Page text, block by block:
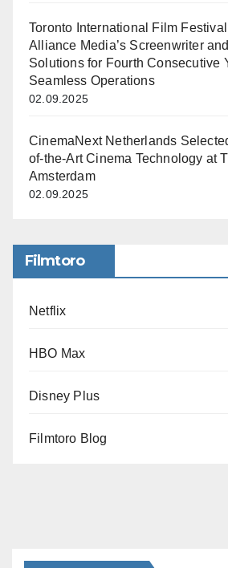
Toronto International Film
Alliance Media’s Screenwriter
Solutions for Fourth Consecutive
Seamless Operations
02.09.2025
CinemaNext Netherlands
of-the-Art Cinema Technology at
Amsterdam
02.09.2025
Filmtoro
Netflix
HBO Max
Disney Plus
Filmtoro Blog